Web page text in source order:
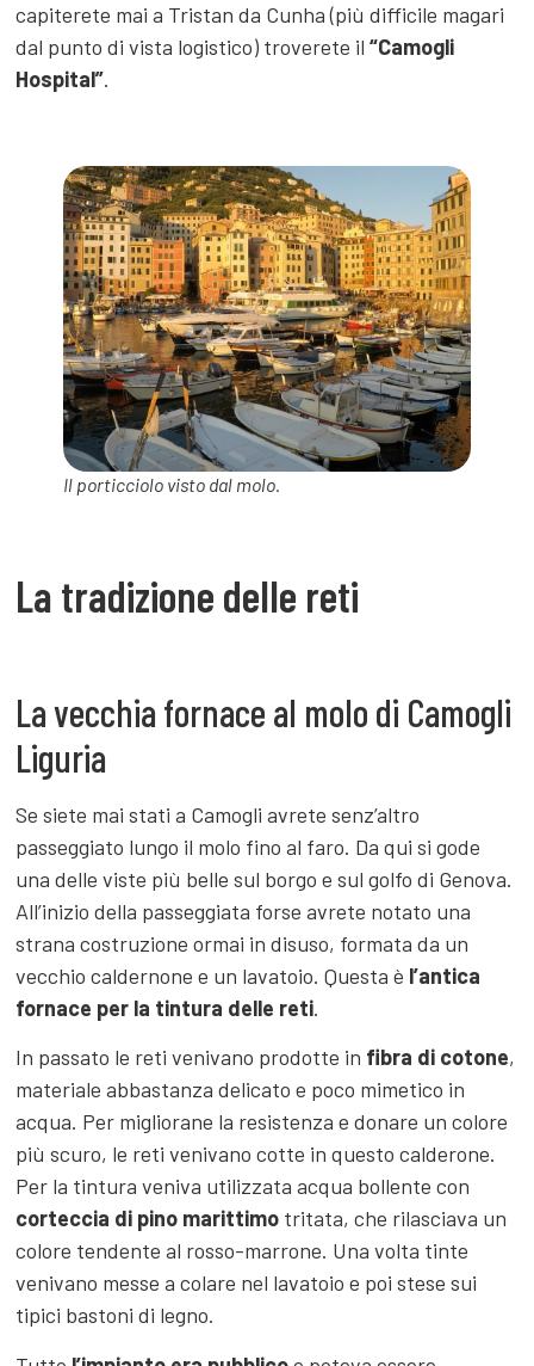
capiterete mai a Tristan da Cunha (più difficile magari
dal punto di vista logistico) troverete il“Camogli
Hospital”.
Il porticciolo visto dal molo.
La tradizione delle reti
La vecchia fornace al molo di Camogli
Liguria
Se siete mai stati a Camogli avrete senz’altro
passeggiato lungo il molo fino al faro. Da qui si gode
una delle viste più belle sul borgo e sul golfo di Genova.
All’inizio della passeggiata forse avrete notato una
strana costruzione ormai in disuso, formata da un
vecchio caldernone e un lavatoio. Questa è l’antica
fornace per la tintura delle reti.
In passato le reti venivano prodotte in fibra di cotone,
materiale abbastanza delicato e poco mimetico in
acqua. Per migliorane la resistenza e donare un colore
più scuro, le reti venivano cotte in questo calderone.
Per la tintura veniva utilizzata acqua bollente con
corteccia di pino marittimo tritata, che rilasciava un
colore tendente al rosso-marrone. Una volta tinte
venivano messe a colare nel lavatoio e poi stese sui
tipici bastoni di legno.